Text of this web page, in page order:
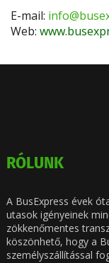
E-mail:
Web:
RÓLUNK
A BusExpress évek
utasok igényeinek
zökkenőmentes
köszönhető, hogy a
személyszállítással